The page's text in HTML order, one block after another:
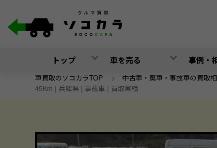
トップ 車を売る 事例・
車買取のソコカラTOP > 中古車・廃車・事故車の買取
45Km | 兵庫県 | 事故車 | 買取実績